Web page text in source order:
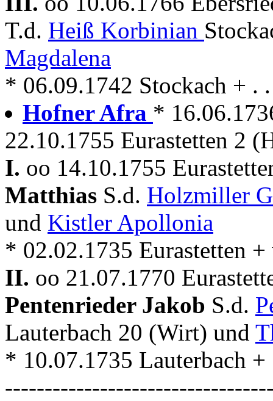
T.d. Heiß Korbinian
Magdalena
* 06.09.1742 Stockach + .
Hofner Afra *
22.10.1755 Eurastetten 2
I. oo 14.10.1755
Matthias S.d. Holzmiller
und Kistler Apollonia
* 02.02.1735 Eurastetten
II. oo 21.07.1770
Pentenrieder Jakob S.d.
Lauterbach 20 (Wirt) und
* 10.07.1735 Lauterbach +